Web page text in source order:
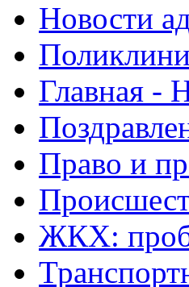
Новости
Главная -
Право и
ЖКХ: